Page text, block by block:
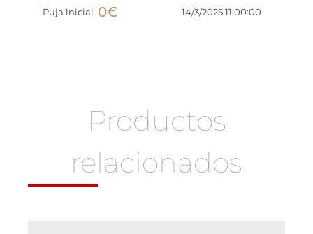
Puja inicial 0€ 14/3/2025 11:00:00
Productos
relacionados